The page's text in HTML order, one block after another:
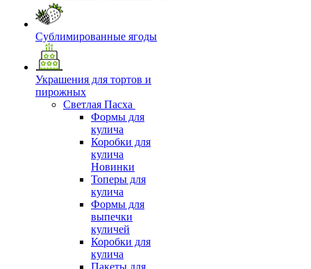
Сублимированные ягоды
Украшения для тортов и
пирожных
Светлая Пасха
Формы для
кулича
Коробки для
кулича
Новинки
Топеры для
кулича
Формы для
выпечки
куличей
Коробки для
кулича
Пакеты для